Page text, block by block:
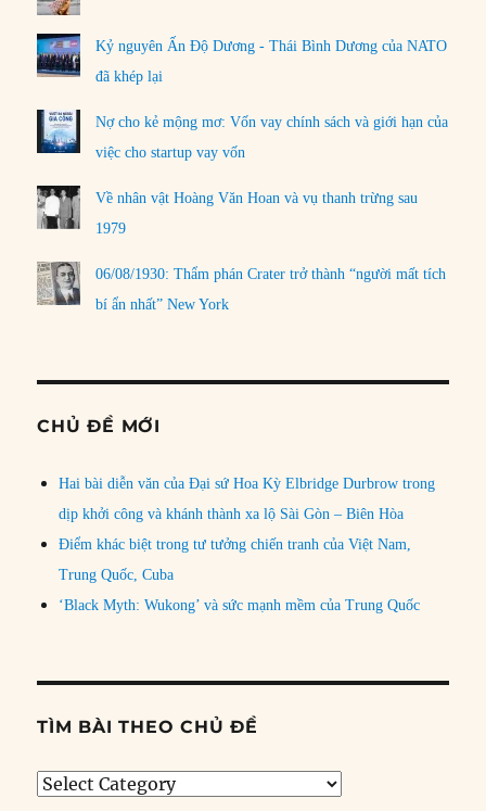
Kỷ nguyên Ấn Độ Dương - Thái Bình Dương của NATO
đã khép lại
Nợ cho kẻ mộng mơ: Vốn vay chính sách và giới hạn của
việc cho startup vay vốn
Về nhân vật Hoàng Văn Hoan và vụ thanh trừng sau
1979
06/08/1930: Thẩm phán Crater trở thành “người mất tích
bí ẩn nhất” New York
CHỦ ĐỀ MỚI
Hai bài diễn văn của Đại sứ Hoa Kỳ Elbridge Durbrow trong
dịp khởi công và khánh thành xa lộ Sài Gòn – Biên Hòa
Điểm khác biệt trong tư tưởng chiến tranh của Việt Nam,
Trung Quốc, Cuba
‘Black Myth: Wukong’ và sức mạnh mềm của Trung Quốc
TÌM BÀI THEO CHỦ ĐỀ
Tìm